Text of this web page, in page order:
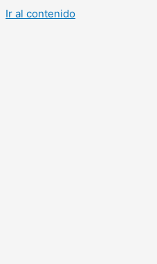
Ir al contenido